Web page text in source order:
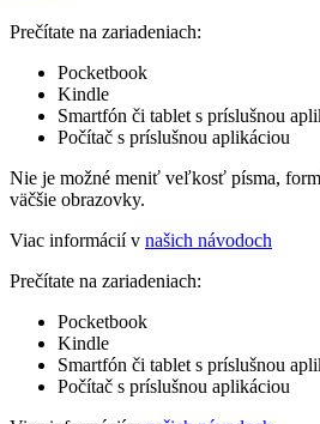
Prečítate na zariadeniach:
Pocketbook
Kindle
Smartfón či tablet s príslušnou
Počítač s príslušnou aplikáciou
Nie je možné meniť veľkosť písma,
väčšie obrazovky.
Viac informácií v našich návodoch
Prečítate na zariadeniach:
Pocketbook
Kindle
Smartfón či tablet s príslušnou
Počítač s príslušnou aplikáciou